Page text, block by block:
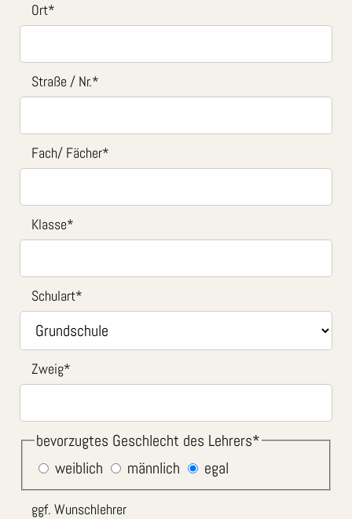
Ort*
Straße / Nr.*
Fach/ Fächer*
Klasse*
Schulart*
Zweig*
bevorzugtes Geschlecht des Lehrers*
weiblich
männlich egal
ggf. Wunschlehrer